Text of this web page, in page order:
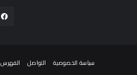
سياسة الخصوصية التواصل الفهرس